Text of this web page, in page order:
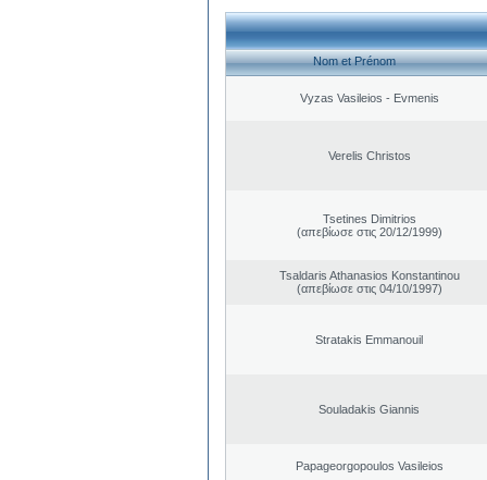
Nom et Prénom
Vyzas Vasileios - Evmenis
Verelis Christos
Tsetines Dimitrios
(απεβίωσε στις 20/12/1999)
Tsaldaris Athanasios Konstantinou
(απεβίωσε στις 04/10/1997)
Stratakis Emmanouil
Souladakis Giannis
Papageorgopoulos Vasileios